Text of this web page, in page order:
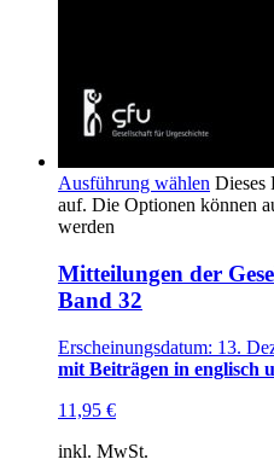
Ausführung wählen Dieses
auf. Die Optionen können
werden
Mitteilungen der
Band 32
Erscheinungsdatum: 13.
mit Beiträgen in englisch
11,95 €
inkl. MwSt.